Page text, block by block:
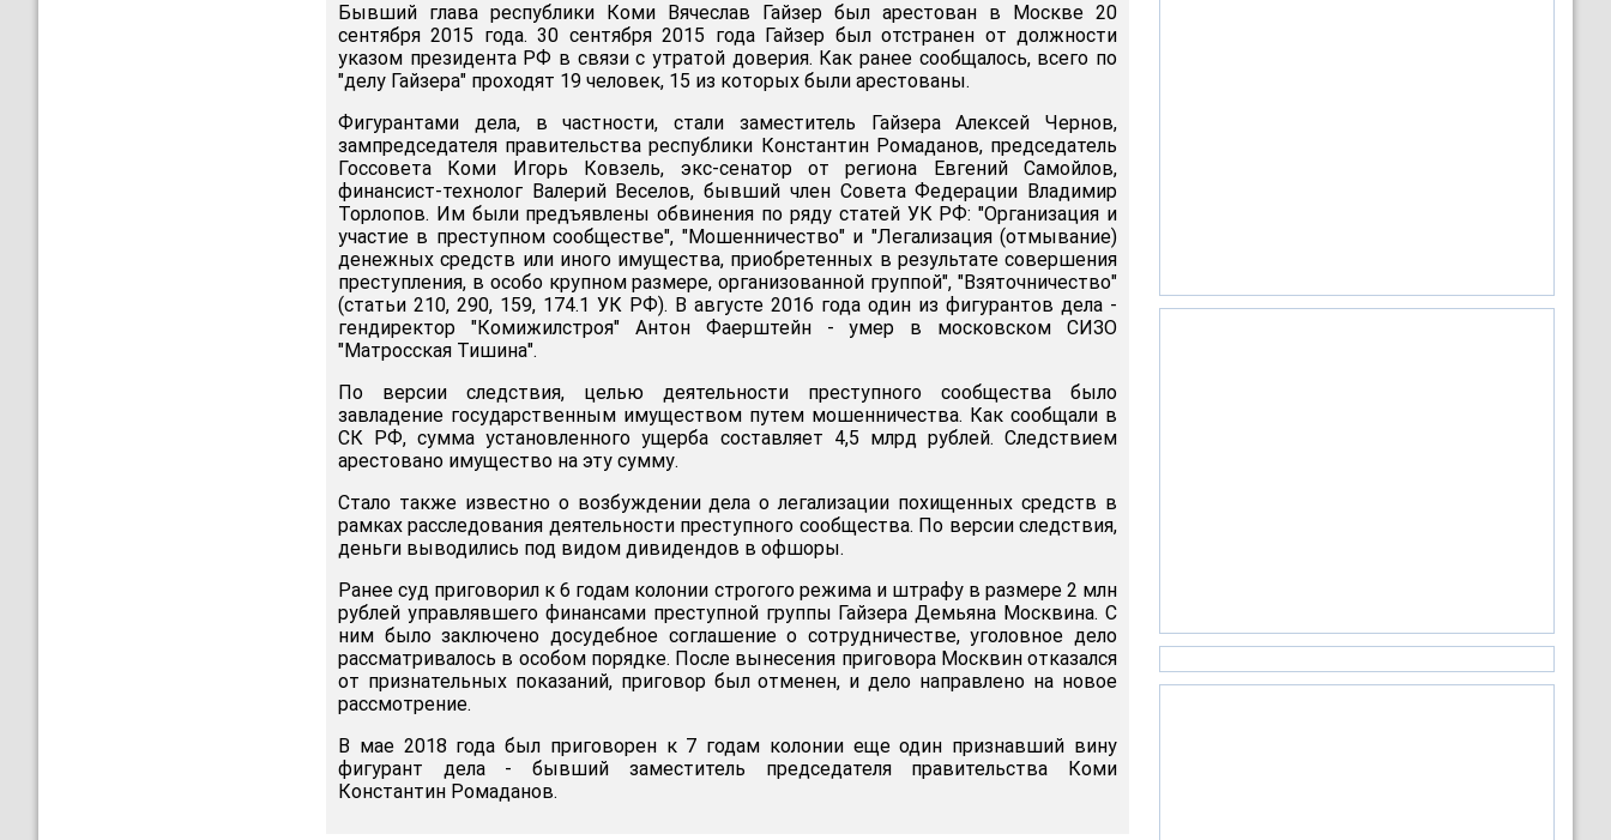
Бывший глава республики Коми Вячеслав Гайзер был арестован в Москве 20
сентября 2015 года. 30 сентября 2015 года Гайзер был отстранен от должности
указом президента РФ в связи с утратой доверия. Как ранее сообщалось, всего по
"делу Гайзера" проходят 19 человек, 15 из которых были арестованы.
Фигурантами дела, в частности, стали заместитель Гайзера Алексей Чернов,
зампредседателя правительства республики Константин Ромаданов, председатель
Госсовета Коми Игорь Ковзель, экс-сенатор от региона Евгений Самойлов,
финансист-технолог Валерий Веселов, бывший член Совета Федерации Владимир
Торлопов. Им были предъявлены обвинения по ряду статей УК РФ: "Организация и
участие в преступном сообществе", "Мошенничество" и "Легализация (отмывание)
денежных средств или иного имущества, приобретенных в результате совершения
преступления, в особо крупном размере, организованной группой", "Взяточничество"
(статьи 210, 290, 159, 174.1 УК РФ). В августе 2016 года один из фигурантов дела -
гендиректор "Комижилстроя" Антон Фаерштейн - умер в московском СИЗО
"Матросская Тишина".
По версии следствия, целью деятельности преступного сообщества было
завладение государственным имуществом путем мошенничества. Как сообщали в
СК РФ, сумма установленного ущерба составляет 4,5 млрд рублей. Следствием
арестовано имущество на эту сумму.
Стало также известно о возбуждении дела о легализации похищенных средств в
рамках расследования деятельности преступного сообщества. По версии следствия,
деньги выводились под видом дивидендов в офшоры.
Ранее суд приговорил к 6 годам колонии строгого режима и штрафу в размере 2 млн
рублей управлявшего финансами преступной группы Гайзера Демьяна Москвина. С
ним было заключено досудебное соглашение о сотрудничестве, уголовное дело
рассматривалось в особом порядке. После вынесения приговора Москвин отказался
от признательных показаний, приговор был отменен, и дело направлено на новое
рассмотрение.
В мае 2018 года был приговорен к 7 годам колонии еще один признавший вину
фигурант дела - бывший заместитель председателя правительства Коми
Константин Ромаданов.